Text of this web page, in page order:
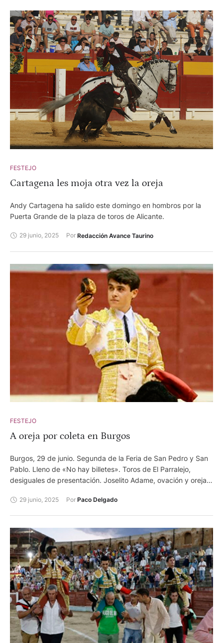
FESTEJO
Cartagena les moja otra vez la oreja
Andy Cartagena ha salido este domingo en hombros por la
Puerta Grande de la plaza de toros de Alicante.
29 junio, 2025 Por Redacción Avance Taurino
FESTEJO
A oreja por coleta en Burgos
Burgos, 29 de junio. Segunda de la Feria de San Pedro y San
Pablo. Lleno de «No hay billetes». Toros de El Parralejo,
desiguales de presentación. Joselito Adame, ovación y oreja.
29 junio, 2025 Por Paco Delgado